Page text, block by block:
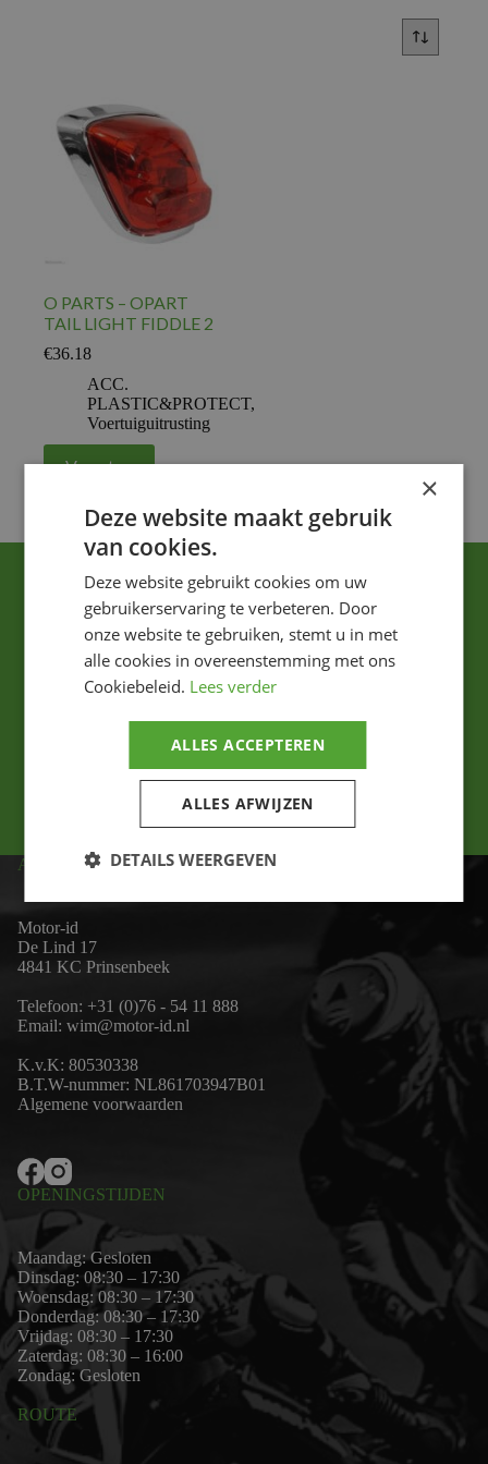
O PARTS – OPART
TAIL LIGHT FIDDLE 2
€36.18
ACC.
PLASTIC&PROTECT,
Voertuiguitrusting
Voeg toe
ADRES
Motor-id
De Lind 17
4841 KC Prinsenbeek
Telefoon: +31 (0)76 - 54 11 888
Email: wim@motor-id.nl
K.v.K: 80530338
B.T.W-nummer: NL861703947B01
Algemene voorwaarden
OPENINGSTIJDEN
Maandag: Gesloten
Dinsdag: 08:30 – 17:30
Woensdag: 08:30 – 17:30
Donderdag: 08:30 – 17:30
Vrijdag: 08:30 – 17:30
Zaterdag: 08:30 – 16:00
Zondag: Gesloten
ROUTE
×
Deze website maakt gebruik
van cookies.
Deze website gebruikt cookies om uw
gebruikerservaring te verbeteren. Door
onze website te gebruiken, stemt u in met
alle cookies in overeenstemming met ons
Cookiebeleid. Lees verder
ALLES ACCEPTEREN
ALLES AFWIJZEN
DETAILS WEERGEVEN